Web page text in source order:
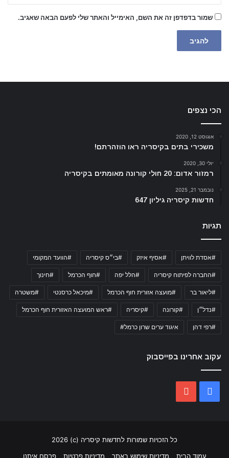
שמור בדפדפן זה את השם, האימייל והאתר שלי לפעם הבאה שאגיב.
הכי נצפים
אוגוסט 12, 2020
משכירי בתים בקיסריה ראו הוזהרתם!
יולי 30, 2020
רמזור אדום: 20 חולי קורונה מאומתים בקיסריה
נובמבר 21, 2025
חדשות קיסריה גיליון 647
תגיות
#אסדת לוויתן #אסיף איזק #בי״ס קיסריה #הוועד המקומי
#החברה לפיתוח קיסריה #הלל יפה #חוף הכרמל #חינוך
#ליאור בר #מועצה אזורית חוף הכרמל #מיכאל כרסנטי #משטרה
#נדל״ן #קורונה #קיסריה #ראש המועצה האזורית חוף הכרמל
#רפי דהן איגוד ערים שרון כרמל#
עקוב אחרינו בפייסבוק
Facebook
כל הזכויות שמורות לחדשות קיסריה (c) 2026
עמוד הבית
מדיניות שימוש באתר מדיניות פרטיות פרסם איתנו